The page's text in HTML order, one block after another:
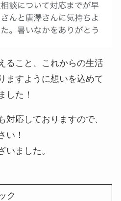
ること、これからの生活
ますように想いを込めて
した！
対応しておりますので、
い！
いました。
ク